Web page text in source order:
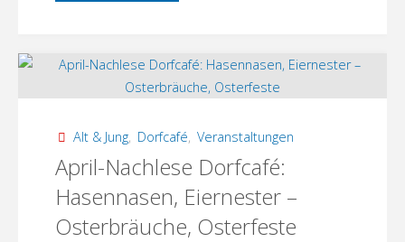
Dorfcafé
zu
Gast
in
Alt & Jung, Dorfcafé, Veranstaltungen
April-Nachlese Dorfcafé:
Hasennasen, Eiernester –
Osterbräuche, Osterfeste